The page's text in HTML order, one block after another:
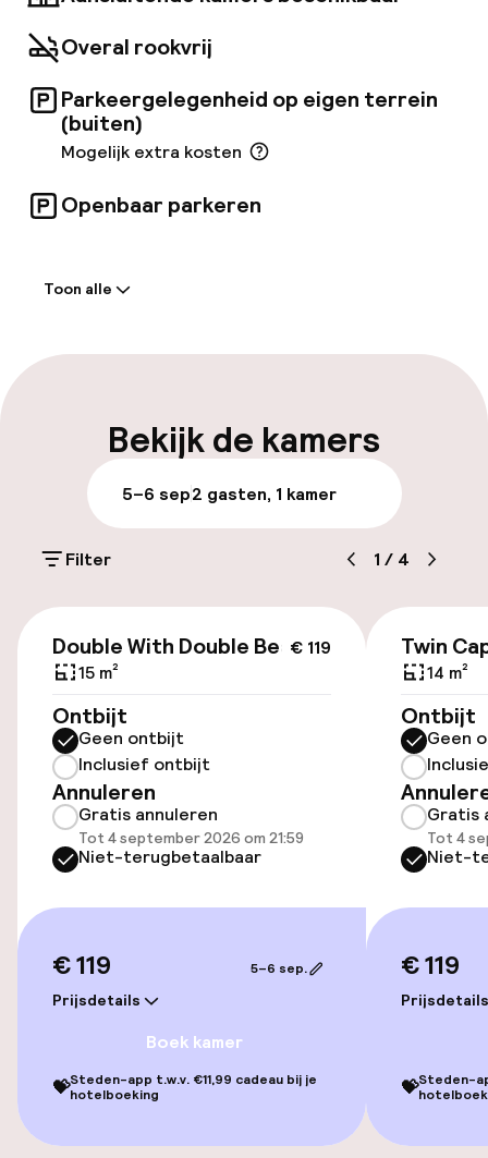
Overal rookvrij
Parkeergelegenheid op eigen terrein
(buiten)
Mogelijk extra kosten
Openbaar parkeren
Meertalige medewerkers
Parkeren & mobiliteit
Parkeergelegenheid op eigen terrein
(buiten)
Openbaar parkeren
locatie
Toegankelijkheid
Overal rolstoeltoegankelijk
Kamers
Aansluitende kamers beschikbaar
Entertainment
Gratis wifi
Toon alle
Bekijk de kamers
5–6 sep2 gasten, 1 kamer
Filter 1 / 4
€ 119
Double With Double Bed
15 m²
Ontbijt
Geen ontbijt
Inclusief ontbijt
Annuleren
Gratis annuleren
Tot 4 september 2026 om 21:59
Niet-terugbetaalbaar
€ 119
Prijsdetails
5–6 sep.
Boek kamer
💝Steden-app t.w.v. €11,99 cadeau bij je
hotelboeking
Twin
14 m²
Ontbijt
Geen
Gratis
Tot 4
Niet-
€ 119
Prijsdetails
💝Steden-